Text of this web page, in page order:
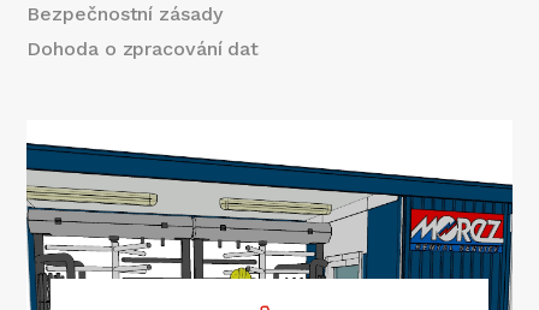
Bezpečnostní zásady
Dohoda o zpracování dat